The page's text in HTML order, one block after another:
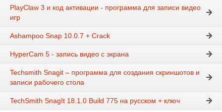
PlayClaw 3 и код активации - программа для записи видео
игр
Ashampoo Snap 10.0.7 + Crack
HyperCam 5 - запись видео с экрана
Techsmith Snagit – программа для создания скриншотов и
записи рабочего стола
TechSmith SnagIt 18.1.0 Build 775 на русском + ключ